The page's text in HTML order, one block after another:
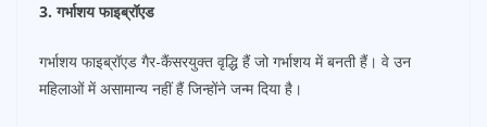
3. गर्भाशय फाइब्रॉएड
गर्भाशय फाइब्रॉएड गैर-कैंसरयुक्त वृद्धि हैं जो गर्भाशय में बनती हैं। वे उन
महिलाओं में असामान्य नहीं हैं जिन्होंने जन्म दिया है।